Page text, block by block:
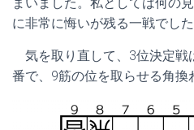
に非常に悔いが残る一戦でした
気を取り直して、3位決定戦
番で、9筋の位を取らせる角換